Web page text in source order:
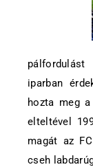
iparban
hozta meg
elteltével
magát az
cseh